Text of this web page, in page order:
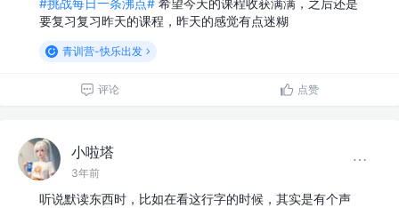
#挑战每日一条沸点# 希望今天的课程收获满满，之后还是
要复习复习昨天的课程，昨天的感觉有点迷糊
青训营-快乐出发
评论 点赞
小啦塔
3年前
听说默读东西时，比如在看这行字的时候，其实是有个声